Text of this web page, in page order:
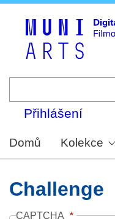
Přihlášení
Domů Kolekce
Challenge
CAPTCHA